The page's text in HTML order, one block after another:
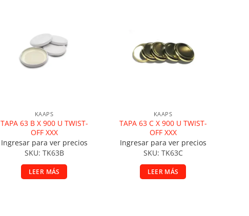
KAAPS
TAPA 63 B X 900 U TWIST-
OFF XXX
Ingresar para ver precios
SKU: TK63B
LEER MÁS
KAAPS
TAPA 63 C X 900 U TWIST-
OFF XXX
Ingresar para ver precios
SKU: TK63C
LEER MÁS